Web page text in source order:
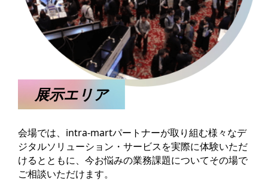
展示エリア
会場では、intra-martパートナーが取り組む様々なデ
ジタルソリューション・サービスを実際に体験いただ
けるとともに、今お悩みの業務課題についてその場で
ご相談いただけます。